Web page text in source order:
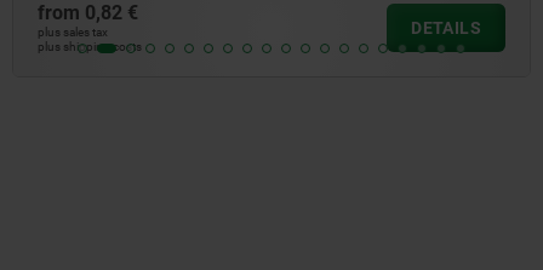
from
plus shipping costs